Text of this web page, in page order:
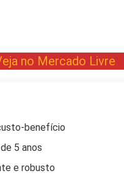
no Mercado Livre
benefício
5 anos
e robusto